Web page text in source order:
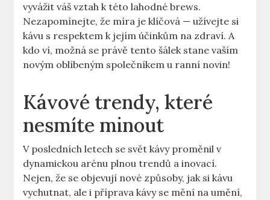
vyvážit váš vztah k této lahodné brews.
Nezapomínejte, že míra je klíčová — užívejte si
kávu s respektem k jejím účinkům na zdraví. A
kdo ví, možná se právě tento šálek stane vaším
novým oblíbeným společníkem u ranní novin!
Kávové trendy, které
nesmíte minout
V posledních letech se svět kávy proměnil v
dynamickou arénu plnou trendů a inovací.
Nejen, že se objevují nové způsoby, jak si kávu
vychutnat, ale i příprava kávy se mění na umění,